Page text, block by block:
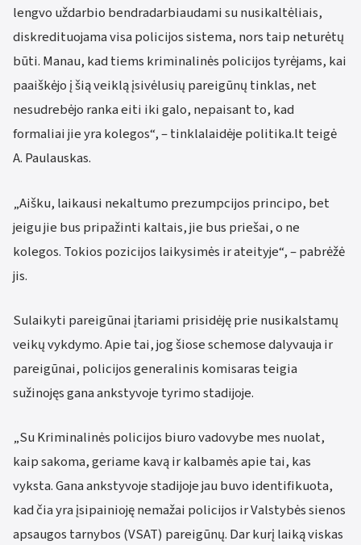
lengvo uždarbio bendradarbiaudami su nusikaltėliais,
diskredituojama visa policijos sistema, nors taip neturėtų
būti. Manau, kad tiems kriminalinės policijos tyrėjams, kai
paaiškėjo į šią veiklą įsivėlusių pareigūnų tinklas, net
nesudrebėjo ranka eiti iki galo, nepaisant to, kad
formaliai jie yra kolegos“, – tinklalaidėje politika.lt teigė
A. Paulauskas.
„Aišku, laikausi nekaltumo prezumpcijos principo, bet
jeigu jie bus pripažinti kaltais, jie bus priešai, o ne
kolegos. Tokios pozicijos laikysimės ir ateityje“, – pabrėžė
jis.
Sulaikyti pareigūnai įtariami prisidėję prie nusikalstamų
veikų vykdymo. Apie tai, jog šiose schemose dalyvauja ir
pareigūnai, policijos generalinis komisaras teigia
sužinojęs gana ankstyvoje tyrimo stadijoje.
„Su Kriminalinės policijos biuro vadovybe mes nuolat,
kaip sakoma, geriame kavą ir kalbamės apie tai, kas
vyksta. Gana ankstyvoje stadijoje jau buvo identifikuota,
kad čia yra įsipainioję nemažai policijos ir Valstybės sienos
apsaugos tarnybos (VSAT) pareigūnų. Dar kurį laiką viskas